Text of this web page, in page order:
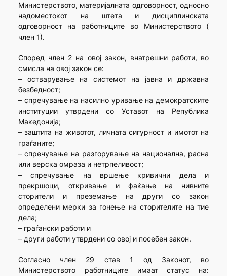
Министерството, материјалната одговорност, односно
надоместокот на штета и дисциплинската
одговорност на работниците во Министерството (
член 1).
Според член 2 на овој закон, внатрешни работи, во
смисла на овој закон се:
– остварување на системот на јавна и државна
безбедност;
– спречување на насилно уривање на демократските
институции утврдени со Уставот на Република
Македонија;
– заштита на животот, личната сигурност и имотот на
граѓаните;
– спречување на разгорување на национална, расна
или верска омраза и нетрпеливост;
– спречување на вршење кривични дела и
прекршоци, откривање и фаќање на нивните
сторители и преземање на други со закон
определени мерки за гонење на сторителите на тие
дела;
– граѓански работи и
– други работи утврдени со овој и посебен закон.
Согласно член 29 став 1 од Законот, во
Министерството работниците имаат статус на: